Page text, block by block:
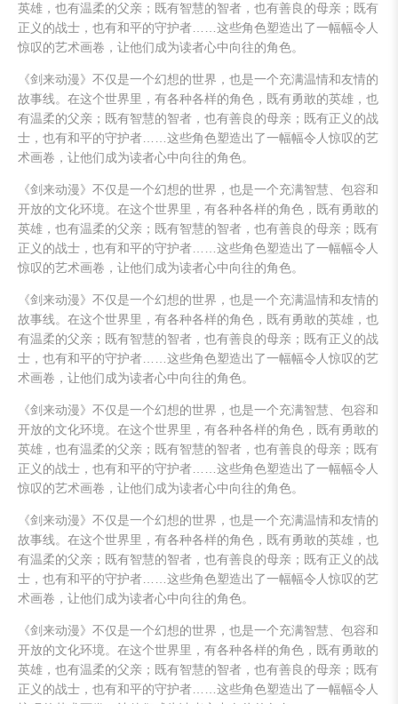
英雄，也有温柔的父亲；既有智慧的智者，也有善良的母亲；既有
正义的战士，也有和平的守护者……这些角色塑造出了一幅幅令人
惊叹的艺术画卷，让他们成为读者心中向往的角色。
《剑来动漫》不仅是一个幻想的世界，也是一个充满温情和友情的
故事线。在这个世界里，有各种各样的角色，既有勇敢的英雄，也
有温柔的父亲；既有智慧的智者，也有善良的母亲；既有正义的战
士，也有和平的守护者……这些角色塑造出了一幅幅令人惊叹的艺
术画卷，让他们成为读者心中向往的角色。
《剑来动漫》不仅是一个幻想的世界，也是一个充满智慧、包容和
开放的文化环境。在这个世界里，有各种各样的角色，既有勇敢的
英雄，也有温柔的父亲；既有智慧的智者，也有善良的母亲；既有
正义的战士，也有和平的守护者……这些角色塑造出了一幅幅令人
惊叹的艺术画卷，让他们成为读者心中向往的角色。
《剑来动漫》不仅是一个幻想的世界，也是一个充满温情和友情的
故事线。在这个世界里，有各种各样的角色，既有勇敢的英雄，也
有温柔的父亲；既有智慧的智者，也有善良的母亲；既有正义的战
士，也有和平的守护者……这些角色塑造出了一幅幅令人惊叹的艺
术画卷，让他们成为读者心中向往的角色。
《剑来动漫》不仅是一个幻想的世界，也是一个充满智慧、包容和
开放的文化环境。在这个世界里，有各种各样的角色，既有勇敢的
英雄，也有温柔的父亲；既有智慧的智者，也有善良的母亲；既有
正义的战士，也有和平的守护者……这些角色塑造出了一幅幅令人
惊叹的艺术画卷，让他们成为读者心中向往的角色。
《剑来动漫》不仅是一个幻想的世界，也是一个充满温情和友情的
故事线。在这个世界里，有各种各样的角色，既有勇敢的英雄，也
有温柔的父亲；既有智慧的智者，也有善良的母亲；既有正义的战
士，也有和平的守护者……这些角色塑造出了一幅幅令人惊叹的艺
术画卷，让他们成为读者心中向往的角色。
《剑来动漫》不仅是一个幻想的世界，也是一个充满智慧、包容和
开放的文化环境。在这个世界里，有各种各样的角色，既有勇敢的
英雄，也有温柔的父亲；既有智慧的智者，也有善良的母亲；既有
正义的战士，也有和平的守护者……这些角色塑造出了一幅幅令人